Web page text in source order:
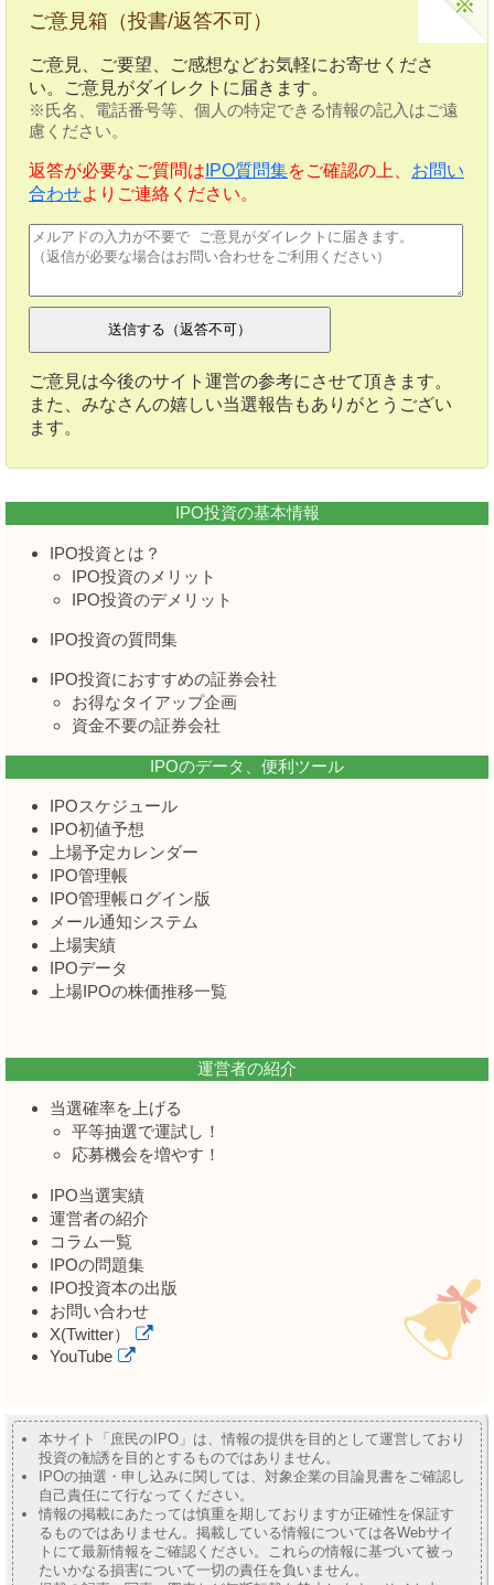
ご意見箱（投書/返答不可）
ご意見、ご要望、ご感想などお気軽にお寄せくださ
い。ご意見がダイレクトに届きます。
※氏名、電話番号等、個人の特定できる情報の記入はご遠
慮ください。
返答が必要なご質問は IPO質問集をご確認の上、 お問い
合わせよりご連絡ください。
ご意見は今後のサイト運営の参考にさせて頂きます。
また、みなさんの嬉しい当選報告もありがとうござい
ます。
IPO投資の基本情報
IPO投資とは？
IPO投資のメリット
IPO投資のデメリット
IPO投資の質問集
IPO投資におすすめの証券会社
お得なタイアップ企画
資金不要の証券会社
IPOのデータ、便利ツール
IPOスケジュール
IPO初値予想
上場予定カレンダー
IPO管理帳
IPO管理帳ログイン版
メール通知システム
上場実績
IPOデータ
上場IPOの株価推移一覧
運営者の紹介
当選確率を上げる
平等抽選で運試し！
応募機会を増やす！
IPO当選実績
運営者の紹介
コラム一覧
IPOの問題集
IPO投資本の出版
お問い合わせ
X(Twitter）
YouTube
本サイト「庶民のIPO」は、情報の提供を目的として運営しており
投資の勧誘を目的とするものではありません。
IPOの抽選・申し込みに関しては、対象企業の目論見書をご確認し
自己責任にて行なってください。
情報の掲載にあたっては慎重を期しておりますが正確性を保証す
るものではありません。掲載している情報については各Webサイ
トにて最新情報をご確認ください。これらの情報に基づいて被っ
たいかなる損害について一切の責任を負いません。